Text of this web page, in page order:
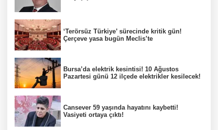
‘Terörsüz Türkiye’ sürecinde kritik gün!
Çerçeve yasa bugün Meclis’te
Bursa’da elektrik kesintisi! 10 Ağustos
Pazartesi günü 12 ilçede elektrikler kesilecek!
Cansever 59 yaşında hayatını kaybetti!
Vasiyeti ortaya çıktı!